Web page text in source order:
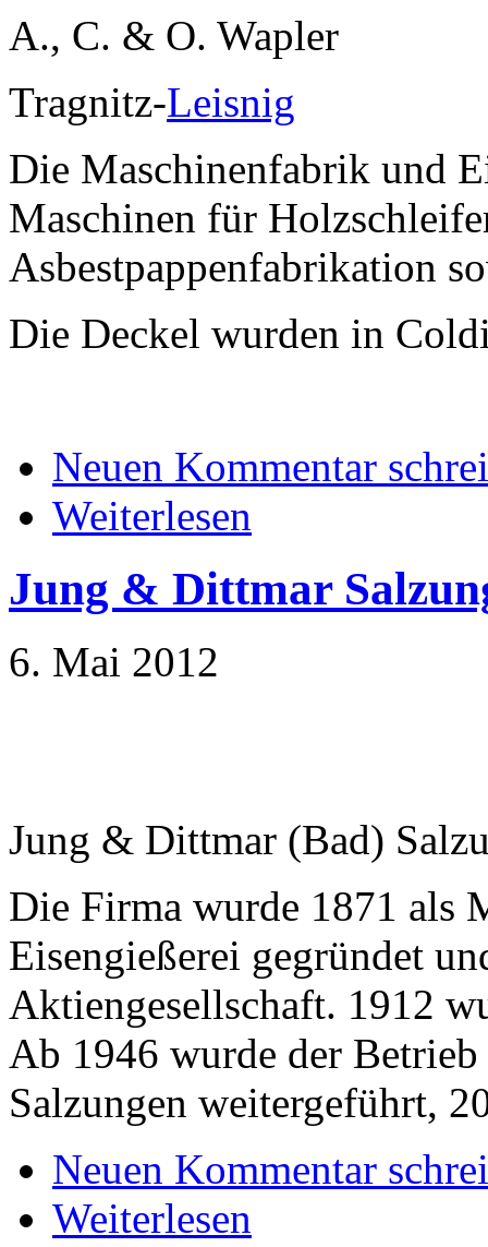
A., C. & O. Wapler
Tragnitz-Leisnig
Die Maschinenfabrik und
Maschinen für
Asbestpappenfabrikation
Die Deckel wurden in
Neuen Kommentar
Weiterlesen
Jung & Dittmar
6. Mai 2012
Jung & Dittmar (Bad)
Die Firma wurde 1871 als
Eisengießerei gegründet
Aktiengesellschaft. 1912
Ab 1946 wurde der
Salzungen weitergeführt,
Neuen Kommentar
Weiterlesen